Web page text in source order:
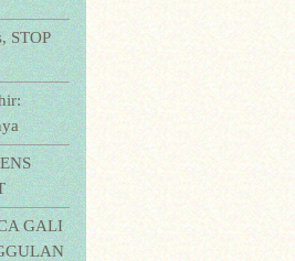
STOP
GALI